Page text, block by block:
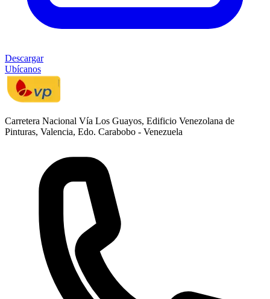
Descargar
Ubícanos
Carretera Nacional Vía Los Guayos, Edificio Venezolana de
Pinturas, Valencia, Edo. Carabobo - Venezuela